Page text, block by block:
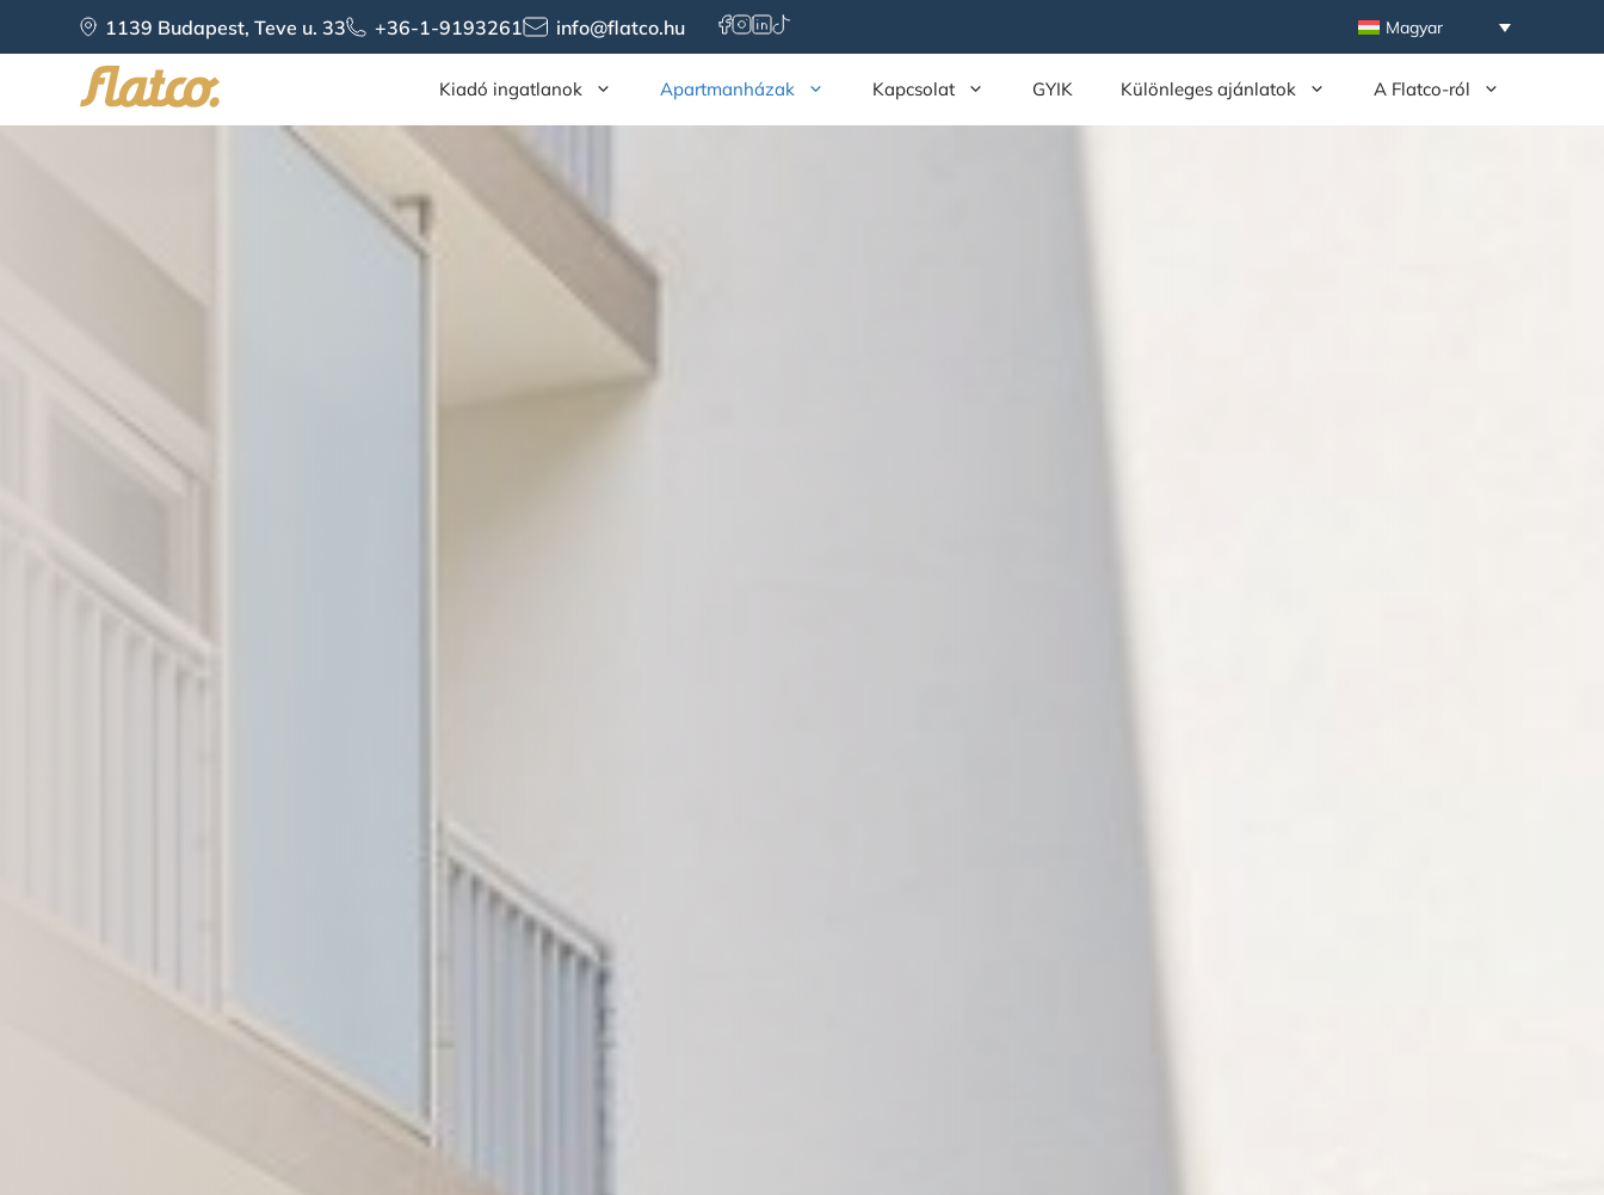
content
1139 Budapest, Teve u. 33 +36-1-9193261 info@flatco.hu Magyar
Kiadó ingatlanok Apartmanházak Kapcsolat GYIK Különleges ajánlatok A Flatco-ról